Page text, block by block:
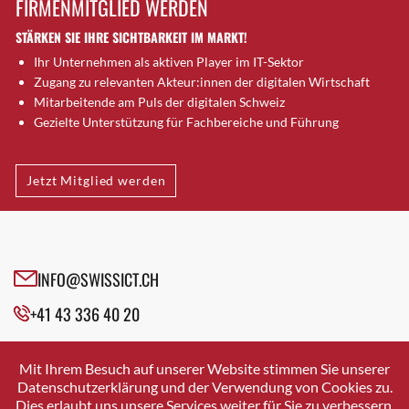
Brugg AG
Brütten
Bubendorf
Bubikon
Buchs (SG)
Bäretswil
Bülach
Cazis
Crissier
Davos Platz
Dierikon
Dietikon
FIRMENMITGLIED WERDEN
STÄRKEN SIE IHRE SICHTBARKEIT IM MARKT!
Ihr Unternehmen als aktiven Player im IT-Sektor
Zugang zu relevanten Akteur:innen der digitalen Wirtschaft
Mitarbeitende am Puls der digitalen Schweiz
Gezielte Unterstützung für Fachbereiche und Führung
Jetzt Mitglied werden
INFO@SWISSICT.CH
+41 43 336 40 20
SWISSICT
VULKANSTRASSE 120
8048 ZURICH
Mit Ihrem Besuch auf unserer Website stimmen Sie unserer
Datenschutzerklärung und der Verwendung von Cookies zu.
Dies erlaubt uns unsere Services weiter für Sie zu verbessern.